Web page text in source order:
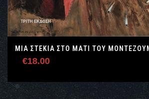
ΜΙΑ ΣΤΕΚΙΆ ΣΤΟ ΜΆΤΙ ΤΟΥ
€18.00